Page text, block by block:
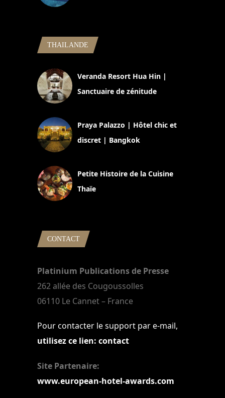
THAILANDE
Veranda Resort Hua Hin |
Sanctuaire de zénitude
Praya Palazzo | Hôtel chic et
discret | Bangkok
Petite Histoire de la Cuisine
Thaïe
CONTACT
Platinium Publications de Presse
262 allée des Cougoussolles
06110 Le Cannet – France
Pour contacter le support par e-mail,
utilisez ce lien: contact
Site Partenaire:
www.european-hotel-awards.com